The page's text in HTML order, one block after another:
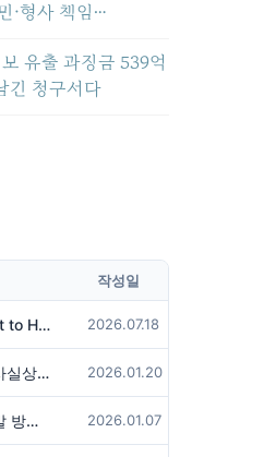
·형사 책임…
유출 과징금 539억
긴 청구서다
작성일
2026.07.18
퇴직연금 기금화, 사실상 국가가 관리하겠다는 것인가? 2026.01.20
펨토셀 발 해킹 재발 방지 위해서는 2026.01.07